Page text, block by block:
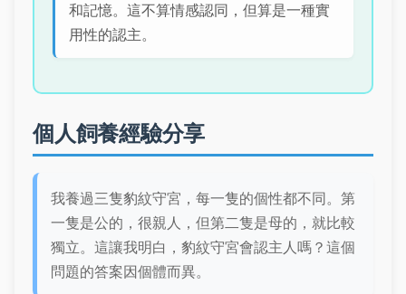
和記憶。這不算情感認同，但算是一種實
用性的認主。
個人飼養經驗分享
我養過三隻豹紋守宮，每一隻的個性都不同。第
一隻是公的，很親人，但第二隻是母的，就比較
獨立。這讓我明白，豹紋守宮會認主人嗎？這個
問題的答案因個體而異。